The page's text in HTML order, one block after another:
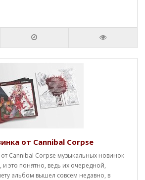
от Cannibal Corpse
Cannibal Corpse музыкальных новинок
и это понятно, ведь их очередной,
альбом вышел совсем недавно, в